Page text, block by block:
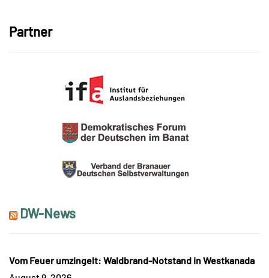
Partner
DW-News
Vom Feuer umzingelt: Waldbrand-Notstand in Westkanada